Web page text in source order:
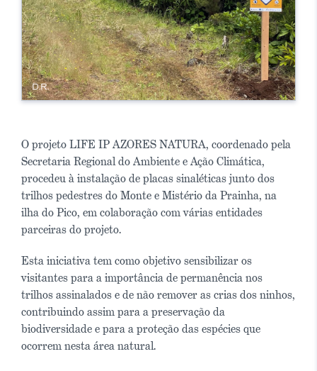
O projeto LIFE IP AZORES NATURA, coordenado pela
Secretaria Regional do Ambiente e Ação Climática,
procedeu à instalação de placas sinaléticas junto dos
trilhos pedestres do Monte e Mistério da Prainha, na
ilha do Pico, em colaboração com várias entidades
parceiras do projeto.
Esta iniciativa tem como objetivo sensibilizar os
visitantes para a importância de permanência nos
trilhos assinalados e de não remover as crias dos ninhos,
contribuindo assim para a preservação da
biodiversidade e para a proteção das espécies que
ocorrem nesta área natural.